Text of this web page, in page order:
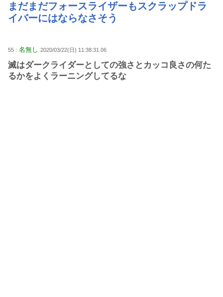
まだまだフォースライザーもスクラップドラ
イバーにはならなさそう
55 : 名無し 2020/03/22(日) 11:38:31.06
滅はダークライダーとしての強さとカッコ良さの何た
るかをよくラーニングしてるな